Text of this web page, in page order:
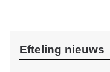
Efteling nieuws